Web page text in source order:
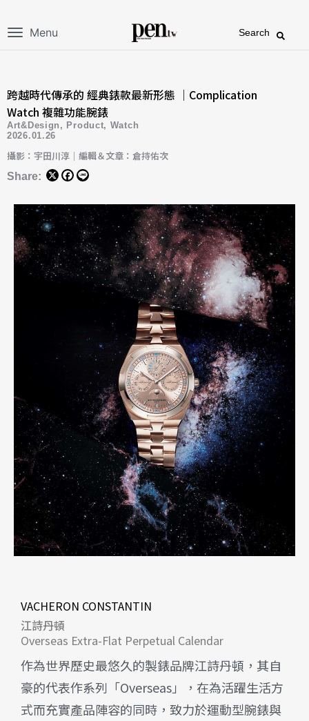
Menu Search
跨越時代傳承的 經典錶款最新形態 ｜Complication
Watch 複雜功能腕錶
Art&Design , Product, Watch
2026.01.26
攝影：宇田川淳｜編輯＆文章：倉持佑次
Share:
VACHERON CONSTANTIN
江詩丹頓
Overseas Extra-Flat Perpetual Calendar
作為世界歷史最悠久的製錶品牌江詩丹頓，其自
豪的代表作系列「Overseas」，在為活躍生活方
式而充實產品陣容的同時，致力於運動型腕錶與